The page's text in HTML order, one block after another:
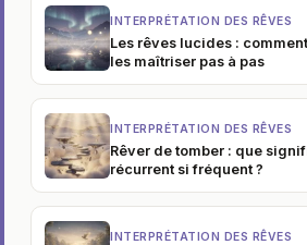
INTERPRÉTATION DES RÊVES
Les rêves lucides :
les maîtriser pas à pas
INTERPRÉTATION DES RÊVES
Rêver de tomber : que
récurrent si fréquent ?
INTERPRÉTATION DES RÊVES